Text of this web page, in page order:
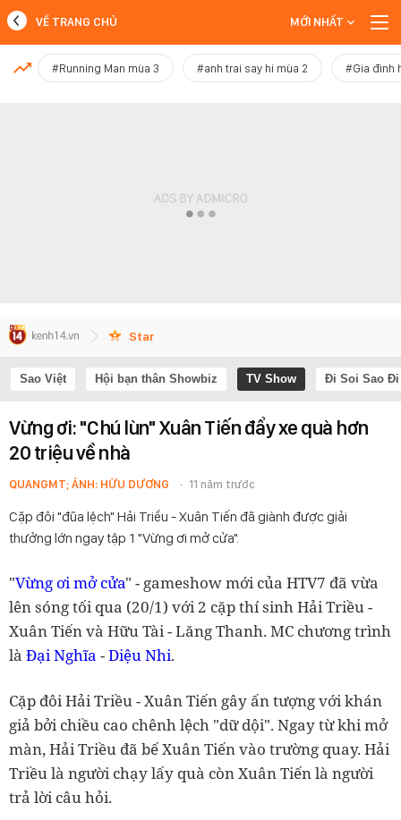
MỚI NHẤT
VỀ TRANG CHỦ MỚI NHẤT
#Running Man mùa 3 #anh trai say hi mùa 2 #Gia đình
Star
Sao Việt Hội bạn thân Showbiz TV Show Đi Soi Sao Đi
Vừng ơi: "Chú lùn" Xuân Tiến đẩy xe quà hơn
20 triệu về nhà
QUANGMT; ẢNH: HỮU DƯƠNG 11 năm trước
Cặp đôi "đũa lệch" Hải Triều - Xuân Tiến đã giành được giải
thưởng lớn ngay tập 1 "Vừng ơi mở cửa".
"Vừng ơi mở cửa" - gameshow mới của HTV7 đã vừa
lên sóng tối qua (20/1) với 2 cặp thí sinh Hải Triều -
Xuân Tiến và Hữu Tài - Lăng Thanh. MC chương trình
là Đại Nghĩa -Diệu Nhi.
Cặp đôi Hải Triều - Xuân Tiến gây ấn tượng với khán
giả bởi chiều cao chênh lệch "dữ dội". Ngay từ khi mở
màn, Hải Triều đã bế Xuân Tiến vào trường quay. Hải
Triều là người chạy lấy quà còn Xuân Tiến là người
trả lời câu hỏi.